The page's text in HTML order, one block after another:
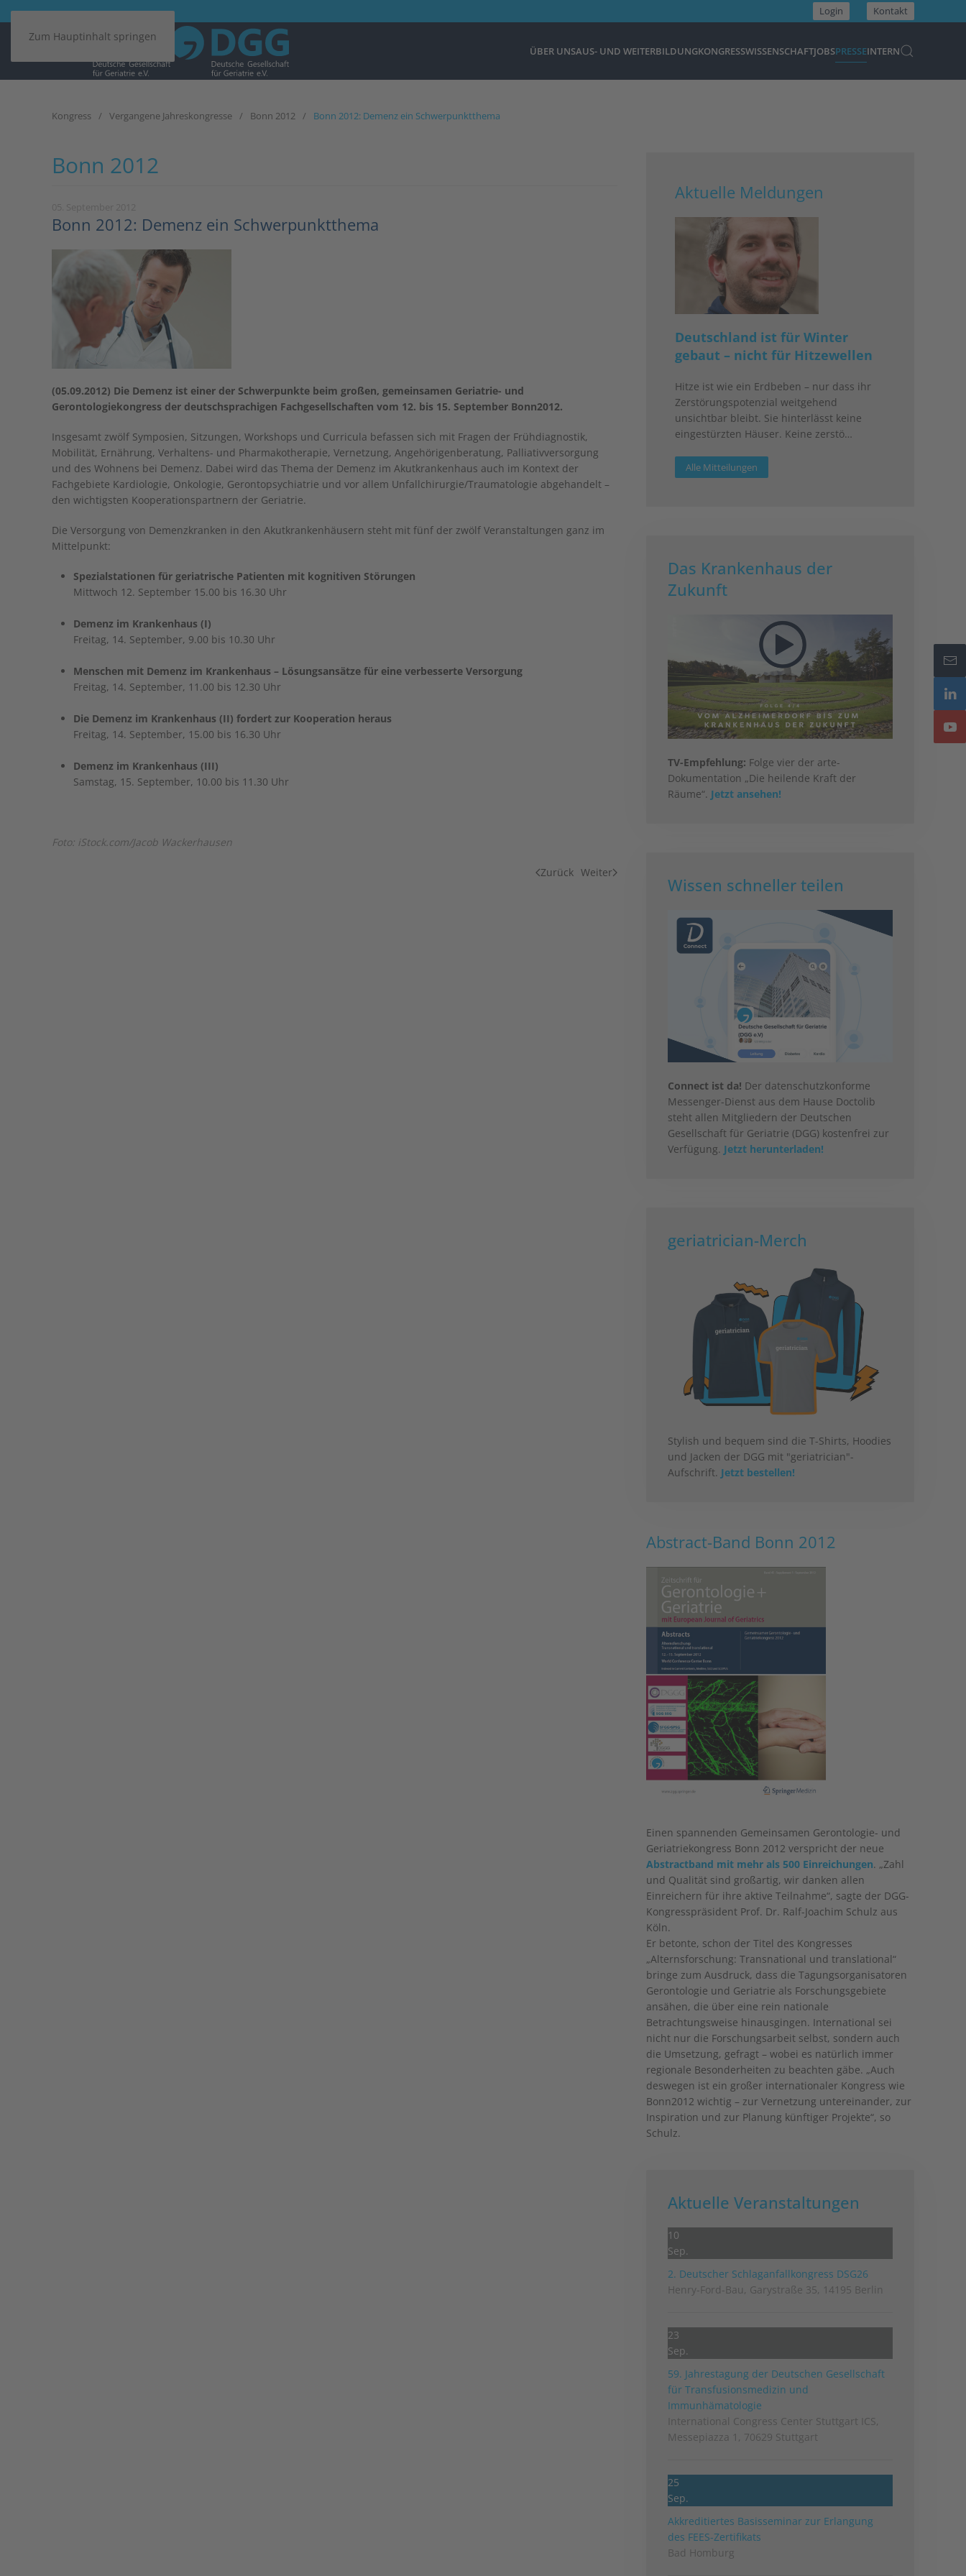
Zum Hauptinhalt springen
Login Kontakt
ÜBER UNSAUS- UND WEITERBILDUNGKONGRESSWISSENSCHAFTJOBSPRESSEINTERN
Kongress Vergangene Jahreskongresse Bonn 2012 Bonn 2012: Demenz ein Schwerpunktthema
Bonn 2012
Bonn 2012: Demenz ein Schwerpunktthema
(05.09.2012) Die Demenz ist einer der Schwerpunkte beim großen, gemeinsamen Geriatrie- und
Gerontologiekongress der deutschsprachigen Fachgesellschaften vom 12. bis 15. September Bonn2012.
Insgesamt zwölf Symposien, Sitzungen, Workshops und Curricula befassen sich mit Fragen der Frühdiagnostik,
Mobilität, Ernährung, Verhaltens- und Pharmakotherapie, Vernetzung, Angehörigenberatung, Palliativversorgung
und des Wohnens bei Demenz. Dabei wird das Thema der Demenz im Akutkrankenhaus auch im Kontext der
Fachgebiete Kardiologie, Onkologie, Gerontopsychiatrie und vor allem Unfallchirurgie/Traumatologie abgehandelt –
den wichtigsten Kooperationspartnern der Geriatrie.
Die Versorgung von Demenzkranken in den Akutkrankenhäusern steht mit fünf der zwölf Veranstaltungen ganz im
Mittelpunkt:
Spezialstationen für geriatrische Patienten mit kognitiven Störungen
Mittwoch 12. September 15.00 bis 16.30 Uhr
Demenz im Krankenhaus (I)
Freitag, 14. September, 9.00 bis 10.30 Uhr
Menschen mit Demenz im Krankenhaus – Lösungsansätze für eine verbesserte Versorgung
Freitag, 14. September, 11.00 bis 12.30 Uhr
Die Demenz im Krankenhaus (II) fordert zur Kooperation heraus
Freitag, 14. September, 15.00 bis 16.30 Uhr
Demenz im Krankenhaus (III)
Samstag, 15. September, 10.00 bis 11.30 Uhr
Foto: iStock.com/Jacob Wackerhausen
Zurück Weiter
Aktuelle Meldungen
Deutschland ist für Winter
gebaut – nicht für Hitzewellen
Hitze ist wie ein Erdbeben – nur dass ihr
Zerstörungspotenzial weitgehend
unsichtbar bleibt. Sie hinterlässt keine
eingestürzten Häuser. Keine zerstö…
Alle Mitteilungen
Das Krankenhaus der
Zukunft
TV-Empfehlung: Folge vier der arte-
Dokumentation „Die heilende Kraft der
Räume“. Jetzt ansehen!
Wissen schneller teilen
Connect ist da! Der datenschutzkonforme
Messenger-Dienst aus dem Hause Doctolib
steht allen Mitgliedern der Deutschen
Gesellschaft für Geriatrie (DGG) kostenfrei zur
Verfügung. Jetzt herunterladen!
geriatrician-Merch
Stylish und bequem sind die T-Shirts, Hoodies
und Jacken der DGG mit "geriatrician"-
Aufschrift. Jetzt bestellen!
Abstract-Band Bonn 2012
Einen spannenden Gemeinsamen Gerontologie- und
Geriatriekongress Bonn 2012 verspricht der neue
Abstractband mit mehr als 500 Einreichungen. „Zahl
und Qualität sind großartig, wir danken allen
Einreichern für ihre aktive Teilnahme“, sagte der DGG-
Kongresspräsident Prof. Dr. Ralf-Joachim Schulz aus
Köln.
Er betonte, schon der Titel des Kongresses
„Alternsforschung: Transnational und translational“
bringe zum Ausdruck, dass die Tagungsorganisatoren
Gerontologie und Geriatrie als Forschungsgebiete
ansähen, die über eine rein nationale
Betrachtungsweise hinausgingen. International sei
nicht nur die Forschungsarbeit selbst, sondern auch
die Umsetzung, gefragt – wobei es natürlich immer
regionale Besonderheiten zu beachten gäbe. „Auch
deswegen ist ein großer internationaler Kongress wie
Bonn2012 wichtig – zur Vernetzung untereinander, zur
Inspiration und zur Planung künftiger Projekte“, so
Schulz.
Aktuelle Veranstaltungen
10
Sep.
2. Deutscher Schlag­anfall­kongress DSG26
Henry-Ford-Bau, Garystraße 35, 14195 Berlin
23
Sep.
59. Jahrestagung der Deutschen Gesellschaft
für Transfusionsmedizin und
Immunhämatologie
International Congress Center Stuttgart ICS,
Messepiazza 1, 70629 Stuttgart
25
Sep.
Akkreditiertes Basisseminar zur Erlangung
des FEES-Zertifikats
Bad Homburg